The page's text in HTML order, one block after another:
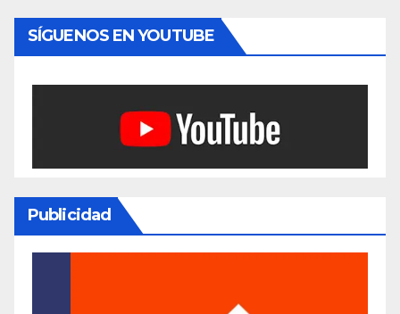
SÍGUENOS EN YOUTUBE
Publicidad